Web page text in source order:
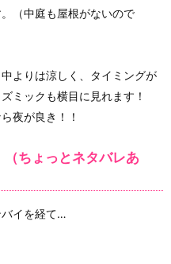
（中庭も屋根がないので
よりは涼しく、タイミングが
ミックも横目に見れます！
夜が良き！！
（ちょっとネタバレあ
イを経て…